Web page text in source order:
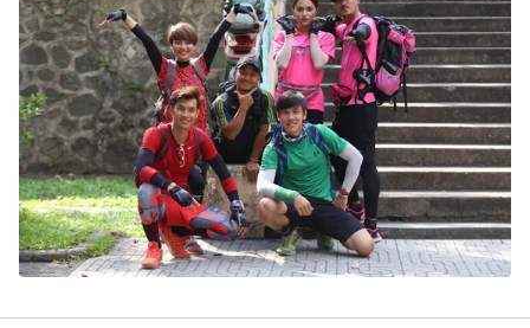
Khán giả
Giải sao mai
Âm nhạc
Sao
Du lịch
Làm đẹp
Chất lượng cuộc sống
Giáo dục
Tuyển sinh
Học trực tuyến
Công nghệ
Hitech Công nghệ tương lai
Sản phẩm
Thị trường
Tư vấn
Giao lưu trực tuyến
Lịch phát sóng